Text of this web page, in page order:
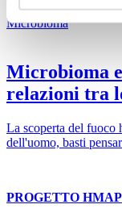
Microbioma
Microbioma
relazioni tra
La scoperta del fuoco
dell'uomo, basti
PROGETTO HMAP